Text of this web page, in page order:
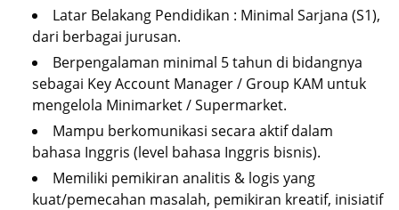
Latar Belakang Pendidikan : Minimal Sarjana (S1),
dari berbagai jurusan.
Berpengalaman minimal 5 tahun di bidangnya
sebagai Key Account Manager / Group KAM untuk
mengelola Minimarket / Supermarket.
Mampu berkomunikasi secara aktif dalam
bahasa Inggris (level bahasa Inggris bisnis).
Memiliki pemikiran analitis & logis yang
kuat/pemecahan masalah, pemikiran kreatif, inisiatif